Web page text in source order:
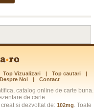
Top Vizualizari | Top cautari
|
Despre Noi | Contact
catalog online de carte buna.
de carte
si dezvoltat de: 102mg. Toate